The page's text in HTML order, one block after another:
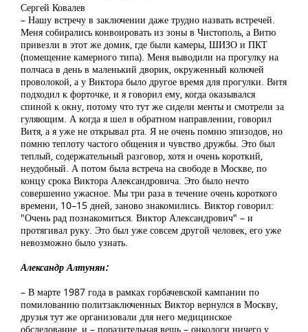
Сергей Ковалев
– Нашу встречу в заключении даже трудно назвать встречей.
Меня собирались конвоировать из зоны в Чистополь, а Витю
привезли в этот же домик, где были камеры, ШИЗО и ПКТ
(помещение камерного типа). Меня выводили на прогулку на
полчаса в день в маленький дворик, окруженный колючей
проволокой, а у Виктора было другое время для прогулки. Витя
подходил к форточке, и я говорил ему, когда оказывался
спиной к окну, потому что тут же сидели менты и смотрели за
гуляющим. А когда я шел в обратном направлении, говорил
Витя, а я уже не открывал рта. Я не очень помню эпизодов, но
помню теплоту частого общения и чувство дружбы. Это был
теплый, содержательный разговор, хотя и очень короткий,
неудобный. А потом была встреча на свободе в Москве, по
концу срока Виктора Александровича. Это было нечто
совершенно ужасное. Мы три раза в течение очень короткого
времени, 10–15 дней, заново знакомились. Виктор говорил:
"Очень рад познакомиться. Виктор Александрович" – и
протягивал руку. Это был уже совсем другой человек, его уже
невозможно было узнать.
Александр Алтунян:
– В марте 1987 года в рамках горбачевской кампании по
помилованию политзаключенных Виктор вернулся в Москву,
друзья тут же организовали для него медицинское
обследование, и – поразительная вещь – онкологи ничего у